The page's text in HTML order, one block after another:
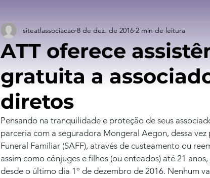
ATT oferece
gratuita a
diretos
siteatlassociacao 8 de dez. de 2016 2 min de leitura
Pensando na tranquilidade e proteção de seus
parceria com a seguradora Mongeral Aegon, dessa
Funeral Familiar (SAFF), através de custeamento ou
assim como cônjuges e filhos (ou enteados) até 21
desde o último dia 1º de dezembro de 2016. Nenhum